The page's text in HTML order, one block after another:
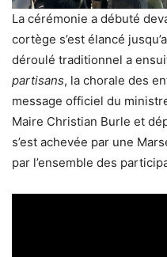
La cérémonie a débuté
cortège s’est élancé
déroulé traditionnel a
partisans, la chorale des
message officiel du
Maire Christian Burle et
s’est achevée par une
par l’ensemble des